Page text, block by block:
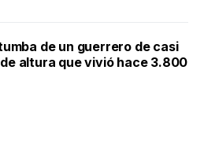
de un guerrero de casi
altura que vivió hace 3.800